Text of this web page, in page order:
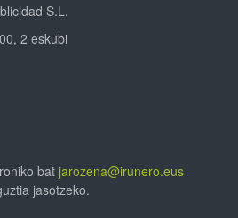
S.L.
2 eskubi
bat jarozena@irunero.eus
jasotzeko.